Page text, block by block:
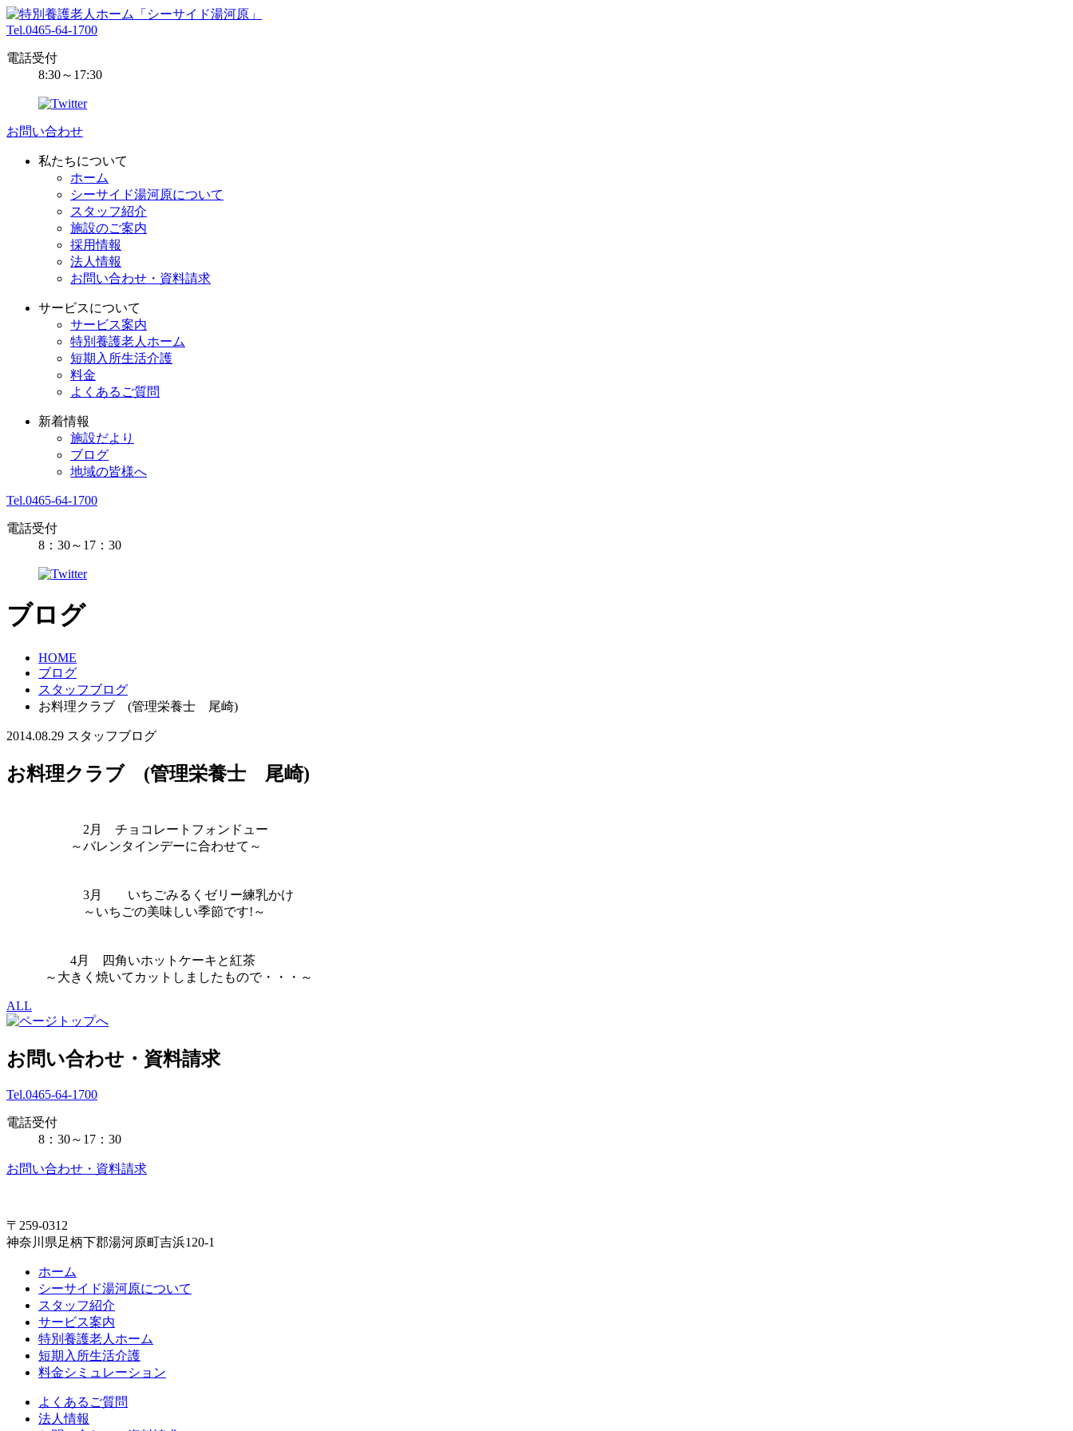
Tel.0465-64-1700
電話受付
8:30～17:30
お問い合わせ
私たちについて
ホーム
シーサイド湯河原について
スタッフ紹介
施設のご案内
採用情報
法人情報
お問い合わせ・資料請求
サービスについて
サービス案内
特別養護老人ホーム
短期入所生活介護
料金
よくあるご質問
新着情報
施設だより
ブログ
地域の皆様へ
Tel.0465-64-1700
電話受付
8：30～17：30
ブログ
HOME
ブログ
スタッフブログ
お料理クラブ (管理栄養士 尾崎)
2014.08.29 スタッフブログ
お料理クラブ (管理栄養士 尾崎)
2月 チョコレートフォンドュー
～バレンタインデーに合わせて～
3月 いちごみるくゼリー練乳かけ
～いちごの美味しい季節です!～
4月 四角いホットケーキと紅茶
～大きく焼いてカットしましたもので・・・～
ALL
お問い合わせ・資料請求
Tel.0465-64-1700
電話受付
8：30～17：30
お問い合わせ・資料請求
〒259-0312
神奈川県足柄下郡湯河原町吉浜120-1
ホーム
シーサイド湯河原について
スタッフ紹介
サービス案内
特別養護老人ホーム
短期入所生活介護
料金シミュレーション
よくあるご質問
法人情報